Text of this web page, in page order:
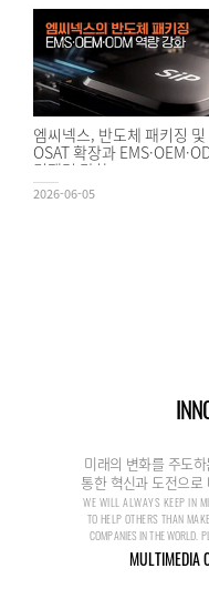
엠씨넥스, 반도체 패키징 및
OSAT 확장과
경쟁력 강화
2026-06-05
미래의 변화를 주도
통한 혁신과 도전으로
WE WILL ALWAYS KEEP IN
TO HELP OTHERS THAN
COMPANIES IN THE WORLD.
MULTIMEDIA